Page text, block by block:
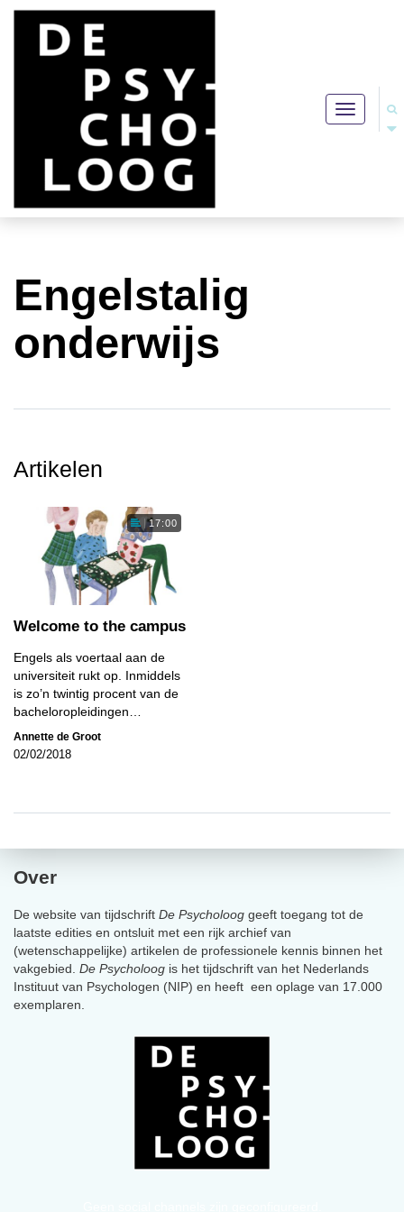
Toggle
navigation
Engelstalig
onderwijs
Artikelen
17:00
Welcome to the campus
Engels als voertaal aan de
universiteit rukt op. Inmiddels
is zo’n twintig procent van de
bacheloropleidingen…
Annette de Groot
02/02/2018
Over
De website van tijdschrift De Psycholoog geeft toegang tot de
laatste edities en ontsluit met een rijk archief van
(wetenschappelijke) artikelen de professionele kennis binnen het
vakgebied. De Psycholoog is het tijdschrift van het Nederlands
Instituut van Psychologen (NIP) en heeft een oplage van 17.000
exemplaren.